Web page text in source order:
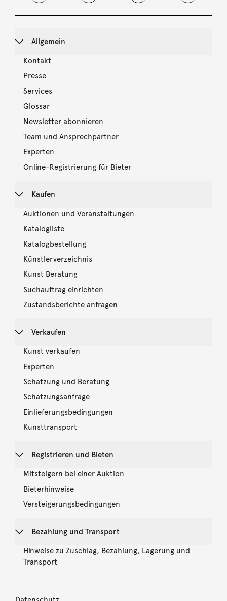
Allgemein
Kontakt
Presse
Services
Glossar
Newsletter abonnieren
Team und Ansprechpartner
Experten
Online-Registrierung für Bieter
Kaufen
Auktionen und Veranstaltungen
Katalogliste
Katalogbestellung
Künstlerverzeichnis
Kunst Beratung
Suchauftrag einrichten
Zustandsberichte anfragen
Verkaufen
Kunst verkaufen
Experten
Schätzung und Beratung
Schätzungsanfrage
Einlieferungsbedingungen
Kunsttransport
Registrieren und Bieten
Mitsteigern bei einer Auktion
Bieterhinweise
Versteigerungsbedingungen
Bezahlung und Transport
Hinweise zu Zuschlag, Bezahlung, Lagerung und
Transport